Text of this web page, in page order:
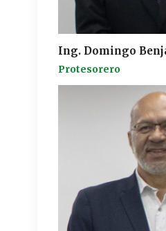
Ing. Domingo
Protesorero